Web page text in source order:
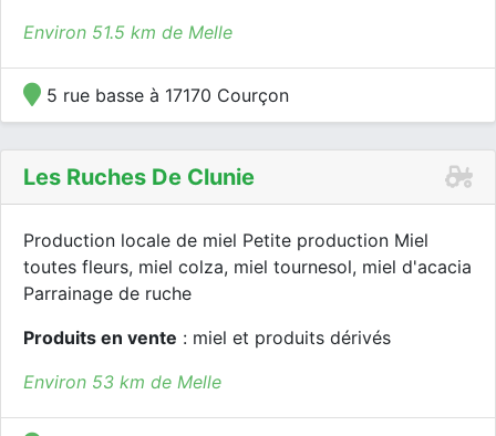
Environ 51.5 km de Melle
5 rue basse à 17170 Courçon
Les Ruches De Clunie
Production locale de miel Petite production Miel
toutes fleurs, miel colza, miel tournesol, miel d'acacia
Parrainage de ruche
Produits en vente : miel et produits dérivés
Environ 53 km de Melle